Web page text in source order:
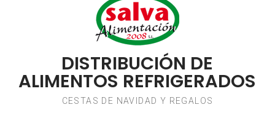
DISTRIBUCIÓN DE
ALIMENTOS REFRIGERADOS
CESTAS DE NAVIDAD Y REGALOS